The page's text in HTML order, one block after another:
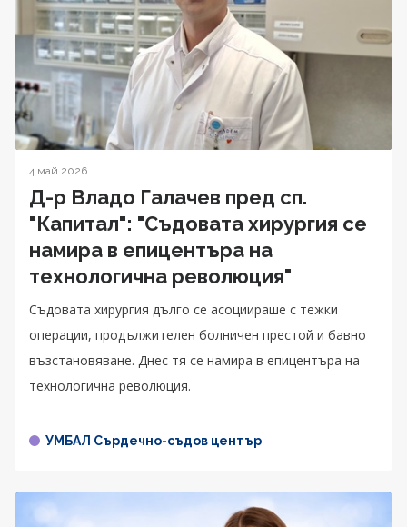
4 май 2026
Д-р Владо Галачев пред сп.
"Капитал": "Съдовата хирургия се
намира в епицентъра на
технологична революция"
Съдовата хирургия дълго се асоциираше с тежки
операции, продължителен болничен престой и бавно
възстановяване. Днес тя се намира в епицентъра на
технологична революция.
УМБАЛ Сърдечно-съдов център